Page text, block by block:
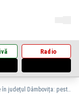
Radio
Percheziții de amploare în județul Dâmbovița: peste 50 de arme, ridicate de polițiști